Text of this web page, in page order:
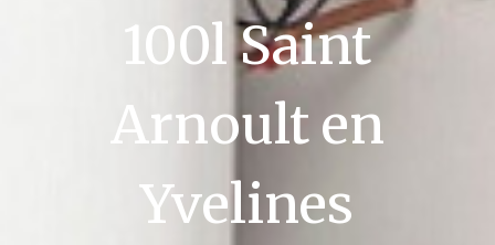
100l Saint
Arnoult en
Yvelines